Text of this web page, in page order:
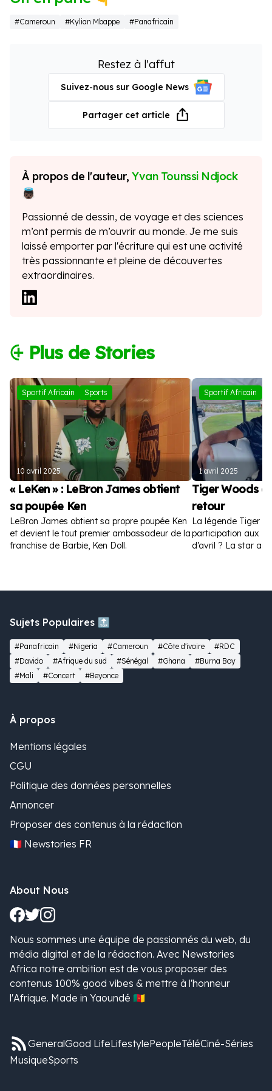
#Cameroun #Kylian Mbappe #Panafricain
Restez à l'affut
Suivez-nous sur Google News
Partager cet article
À propos de l'auteur,Yvan Tounssi Ndjock
Passionné de dessin, de voyage et des sciences
m’ont permis de m’ouvrir au monde. Je me suis
laissé emporter par l'écriture qui est une activité
très passionnante et pleine de découvertes
extraordinaires.
⨭ Plus de Stories
Sportif Africain Sports
10 avril 2025
« LeKen » : LeBron James obtient
sa poupée Ken
LeBron James obtient sa propre poupée Ken
et devient le tout premier ambassadeur de la
franchise de Barbie, Ken Doll.
Sportif Africain
1 avril 2025
Tiger Woods
retour
La légende Tiger
participation aux
d’avril ? La star
Sujets Populaires 🔝
#Panafricain #Nigeria #Cameroun #Côte d'ivoire
#RDC
#Davido
#Afrique du sud #Sénégal #Ghana
#Burna Boy
#Mali
#Concert #Beyonce
À propos
Mentions légales
CGU
Politique des données personnelles
Annoncer
Proposer des contenus à la rédaction
🇫🇷 Newstories FR
About Nous
Nous sommes une équipe de passionnés du web, du
média digital et de la rédaction. Avec Newstories
Africa notre ambition est de vous proposer des
contenus 100% good vibes & mettre à l'honneur
l'Afrique. Made in Yaoundé 🇨🇲
GeneralGood LifeLifestylePeopleTéléCiné-Séries
MusiqueSports